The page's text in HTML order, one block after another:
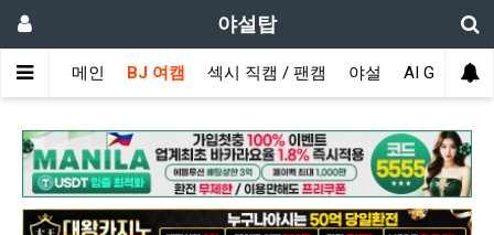
야설탑
메인 BJ 여캠 섹시 직캠 / 팬캠 야설 AI GIRL